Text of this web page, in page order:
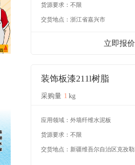
货源要求： 不限
交货地点： 浙江省嘉兴市
立即报价
装饰板漆211l树脂
采购量 1 kg
应用领域： 外墙纤维水泥板
货源要求： 不限
交货地点：